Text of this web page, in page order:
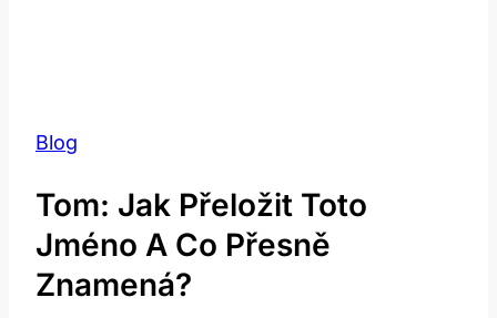
Blog
Tom: Jak Přeložit Toto
Jméno A Co Přesně
Znamená?